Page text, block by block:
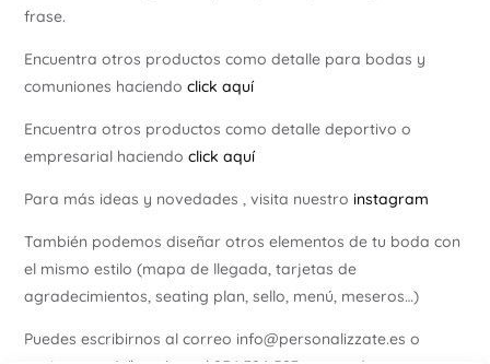
frase.
Encuentra otros productos como detalle para bodas y
comuniones haciendo click aquí
Encuentra otros productos como detalle deportivo o
empresarial haciendo click aquí
Para más ideas y novedades , visita nuestro instagram
También podemos diseñar otros elementos de tu boda con
el mismo estilo (mapa de llegada, tarjetas de
agradecimientos, seating plan, sello, menú, meseros…)
Puedes escribirnos al correo info@personalizzate.es o